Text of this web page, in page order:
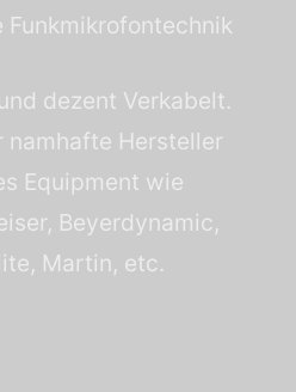
Funkmikrofontechnik
dezent Verkabelt.
namhafte Hersteller
Equipment wie
Beyerdynamic,
Martin, etc.